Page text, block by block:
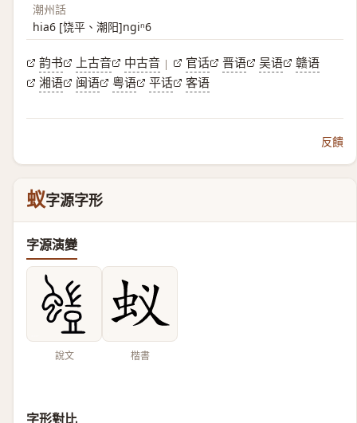
潮州話
hia6 [饶平、潮阳]ngiⁿ6
韵书 上古音 中古音 | 官话 晋语 吴语
赣语
湘语
闽语 粤语 平话 客语
反饋
蚁字源字形
字源演變
說文 楷書
字形對比